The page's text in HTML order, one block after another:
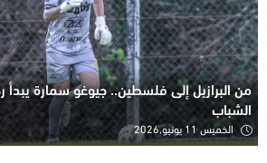
من البرازيل إلى فلسطين.. جيوغو سمارة يبدأ
الشباب
الخميس 11 يونيو,2026